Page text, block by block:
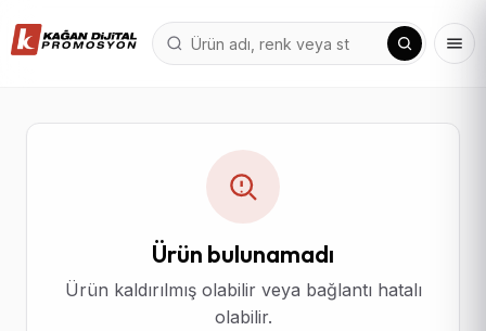
Ürün bulunamadı
Ürün kaldırılmış olabilir veya bağlantı hatalı
olabilir.